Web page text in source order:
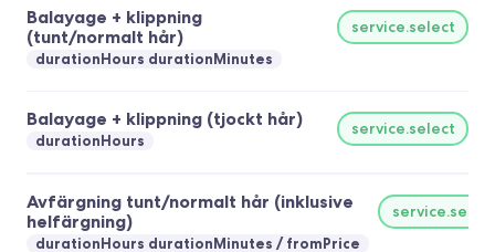
Balayage + klippning
(tunt/normalt hår)
durationHours durationMinutes
service.select
Balayage + klippning (tjockt hår)
durationHours
service.select
Avfärgning tunt/normalt hår (inklusive
helfärgning)
durationHours durationMinutes fromPrice
service.select